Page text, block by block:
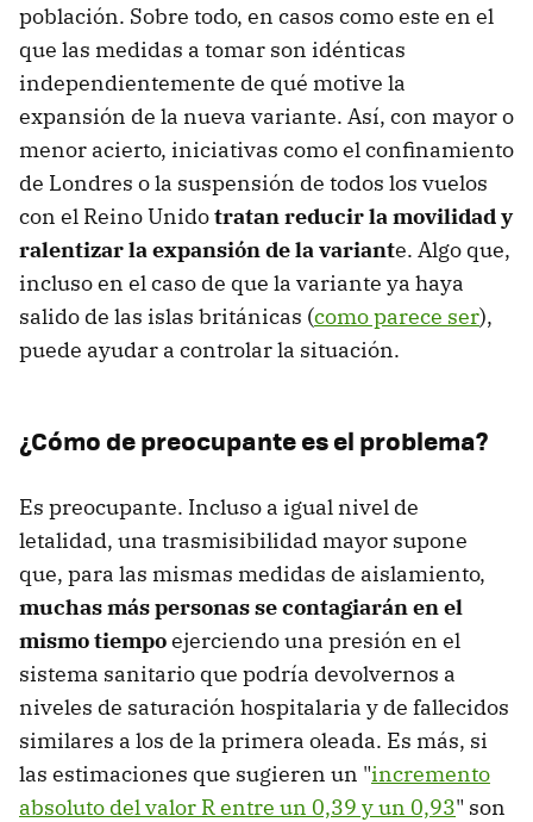
población. Sobre todo, en casos como este en el
que las medidas a tomar son idénticas
independientemente de qué motive la
expansión de la nueva variante. Así, con mayor o
menor acierto, iniciativas como el confinamiento
de Londres o la suspensión de todos los vuelos
con el Reino Unidotratan reducir la movilidad y
ralentizar la expansión de la variante. Algo que,
incluso en el caso de que la variante ya haya
salido de las islas británicas (como parece ser),
puede ayudar a controlar la situación.
¿Cómo de preocupante es el problema?
Es preocupante. Incluso a igual nivel de
letalidad, una trasmisibilidad mayor supone
que, para las mismas medidas de aislamiento,
muchas más personas se contagiarán en el
mismo tiempoejerciendo una presión en el
sistema sanitario que podría devolvernos a
niveles de saturación hospitalaria y de fallecidos
similares a los de la primera oleada. Es más, si
las estimaciones que sugieren un "incremento
absoluto del valor R entre un 0,39 y un 0,93" son